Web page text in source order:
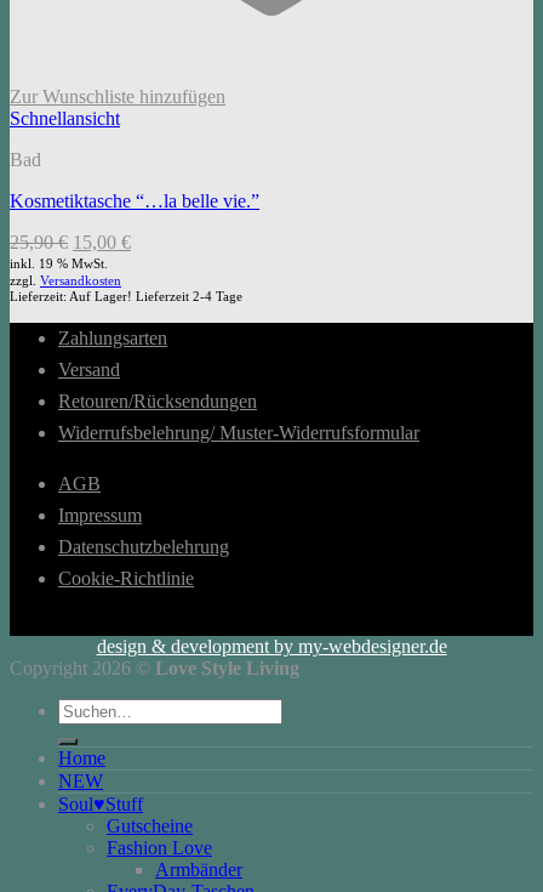
Zur Wunschliste hinzufügen
Schnellansicht
Bad
Kosmetiktasche “…la belle vie.”
25,90€ Ursprünglicher
Preis
war:
25,90 €
15,00 €Aktueller
15,00 €.
inkl. 19 % MwSt.
zzgl. Versandkosten
Lieferzeit: Auf Lager! Lieferzeit 2-4 Tage
Zahlungsarten
Versand
Retouren/Rücksendungen
Widerrufsbelehrung/ Muster-Widerrufsformular
AGB
Impressum
Datenschutzbelehrung
Cookie-Richtlinie
design & development by my-webdesigner.de
Copyright 2026 © Love Style Living
Suchen
nach:
Home
NEW
Soul♥Stuff
Gutscheine
Fashion Love
Armbänder